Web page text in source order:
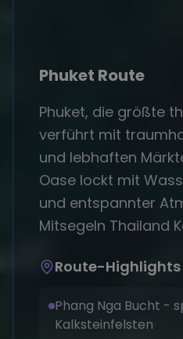
Phuket Route
Phuket, die größte
verführt mit
und lebhaften
Oase lockt mit
und entspannter
Mitsegeln Thailand
Route-Highlights
Phang Nga Bucht -
Kalksteinfelsten